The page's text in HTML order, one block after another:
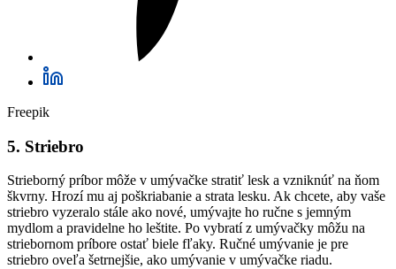
Freepik
5. Striebro
Strieborný príbor môže v umývačke stratiť lesk a vzniknúť na ňom
škvrny. Hrozí mu aj poškriabanie a strata lesku. Ak chcete, aby vaše
striebro vyzeralo stále ako nové, umývajte ho ručne s jemným
mydlom a pravidelne ho leštite. Po vybratí z umývačky môžu na
striebornom príbore ostať biele fľaky. Ručné umývanie je pre
striebro oveľa šetrnejšie, ako umývanie v umývačke riadu.